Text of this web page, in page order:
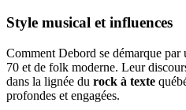
Style musical et influences
Comment Debord se démarque par
70 et de folk moderne. Leur
dans la lignée du rock à texte
profondes et engagées.